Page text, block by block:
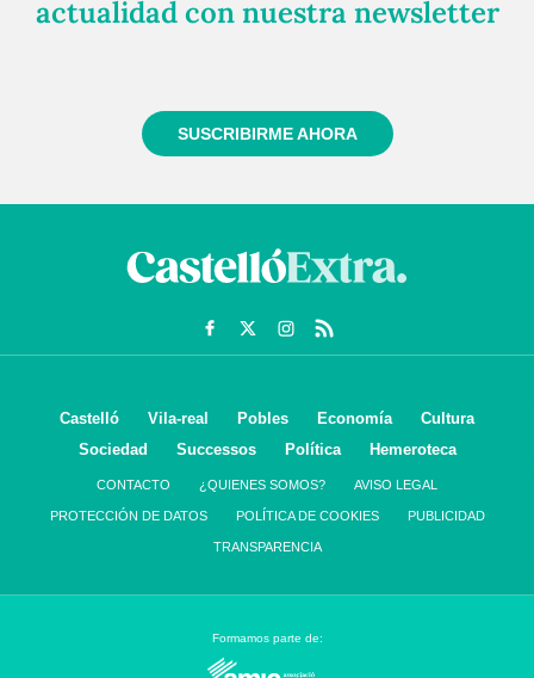
actualidad con nuestra newsletter
SUSCRIBIRME AHORA
Castelló Vila-real Pobles Economía
Cultura
Sociedad
Successos Política Hemeroteca
CONTACTO ¿QUIENES SOMOS? AVISO LEGAL
PROTECCIÓN DE DATOS POLÍTICA DE COOKIES PUBLICIDAD
TRANSPARENCIA
Formamos parte de: